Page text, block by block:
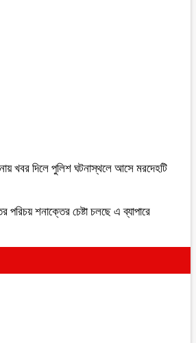
খবর দিলে পুলিশ ঘটনাস্থলে আসে মরদেহটি
শনাক্তের চেষ্টা চলছে এ ব্যাপারে